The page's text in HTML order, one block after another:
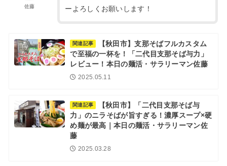
佐藤
ーよろしくお願いします！
関連記事
【秋田市】支那そばフルカスタム
で至福の一杯を！「二代目支那そば与力」
レビュー！本日の麺活・サラリーマン佐藤
2025.05.11
関連記事
【秋田市】「二代目支那そば与
力」のニラそばが旨すぎる！濃厚スープ×硬
め麺が最高｜本日の麺活・サラリーマン佐
藤
2025.03.28